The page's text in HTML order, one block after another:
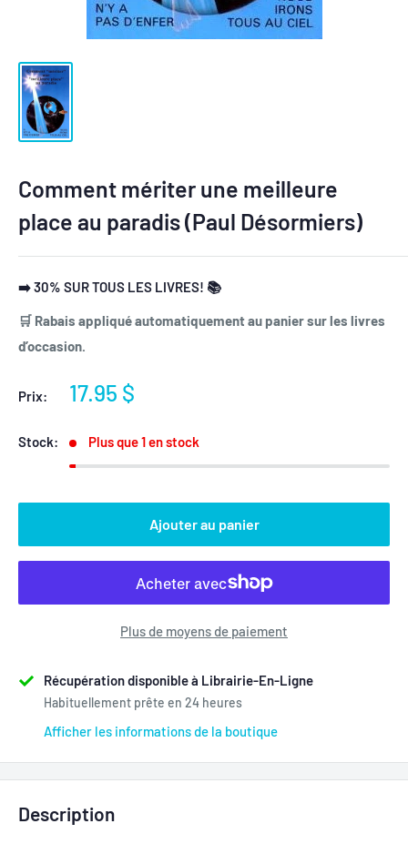
Comment mériter une meilleure
place au paradis (Paul Désormiers)
➡️ 30% SUR TOUS LES LIVRES! 📚
🛒 Rabais appliqué automatiquement au panier sur les livres
d’occasion.
Prix:
Prix
17.95 $
Stock: Plus que 1 en stock
Ajouter au panier
Plus de moyens de paiement
Récupération disponible à Librairie-En-Ligne
Habituellement prête en 24 heures
Afficher les informations de la boutique
Description